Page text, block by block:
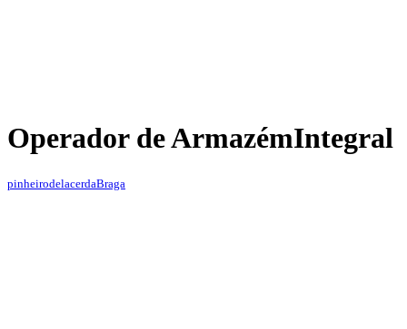
Operador de ArmazémIntegral
pinheirodelacerdaBraga